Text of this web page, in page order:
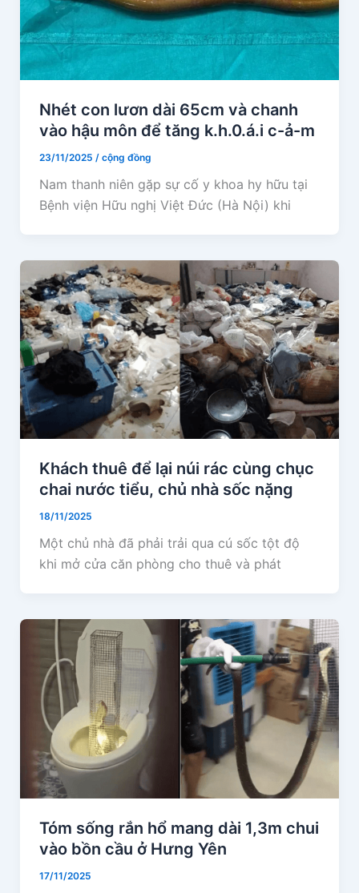
Nhét con lươn dài 65cm và chanh
vào hậu môn để tăng k.h.0.á.i c-ả-m
23/11/2025 / cộng đồng
Nam thanh niên gặp sự cố y khoa hy hữu tại
Bệnh viện Hữu nghị Việt Đức (Hà Nội) khi
Khách thuê để lại núi rác cùng chục
chai nước tiểu, chủ nhà sốc nặng
18/11/2025
Một chủ nhà đã phải trải qua cú sốc tột độ
khi mở cửa căn phòng cho thuê và phát
Tóm sống rắn hổ mang dài 1,3m chui
vào bồn cầu ở Hưng Yên
17/11/2025